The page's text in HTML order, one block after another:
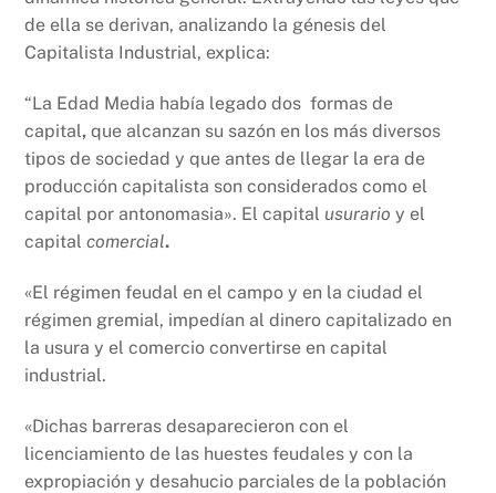
de ella se derivan, analizando la génesis del
Capitalista Industrial, explica:
“La Edad Media había legado dos formas de
capital,que alcanzan su sazón en los más diversos
tipos de sociedad y que antes de llegar la era de
producción capitalista son considerados como el
capital por antonomasia». El capital usurarioy el
capitalcomercial.
«El régimen feudal en el campo y en la ciudad el
régimen gremial, impedían al dinero capitalizado en
la usura y el comercio convertirse en capital
industrial.
«Dichas barreras desaparecieron con el
licenciamiento de las huestes feudales y con la
expropiación y desahucio parciales de la población